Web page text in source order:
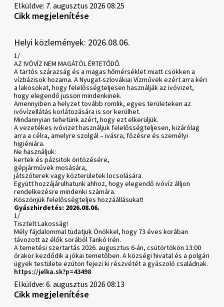
Elküldve: 7. augusztus 2026 08:25
Cikk megjelenítése
Helyi közlemények: 2026.08.06.
1/
AZ IVÓVÍZ NEM MAGÁTÓL ÉRTETŐDŐ.
A tartós szárazság és a magas hőmérséklet miatt csökken a
vízbázisok hozama. A Nyugat-szlovákiai Vízművek ezért arra kéri
a lakosokat, hogy felelősségteljesen használják az ivóvizet,
hogy elegendő jusson mindenkinek.
Amennyiben a helyzet tovább romlik, egyes területeken az
ivóvízellátás korlátozására is sor kerülhet.
Mindannyian tehetünk azért, hogy ezt elkerüljük.
A vezetékes ivóvizet használjuk felelősségteljesen, kizárólag
arra a célra, amelyre szolgál – ivásra, főzésre és személyi
higiéniára.
Ne használjuk:
kertek és pázsitok öntözésére,
gépjárművek mosására,
játszóterek vagy közterületek locsolására.
Együtt hozzájárulhatunk ahhoz, hogy elegendő ivóvíz álljon
rendelkezésre mindenki számára.
Köszönjük felelősségteljes hozzáállásukat!
Gyászhirdetés: 2026.08.06.
1/
Tisztelt Lakosság!
Mély fájdalommal tudatjuk Önökkel, hogy 73 éves korában
távozott az élők sorából Tankó Irén.
A temetési szertartás 2026. augusztus 6-án, csütörtökön 13:00
órakor kezdődik a jókai temetőben. A községi hivatal és a polgári
ügyek testülete ezúton fejezi ki részvétét a gyászoló családnak.
https://jelka.sk?p=43498
Elküldve: 6. augusztus 2026 08:13
Cikk megjelenítése